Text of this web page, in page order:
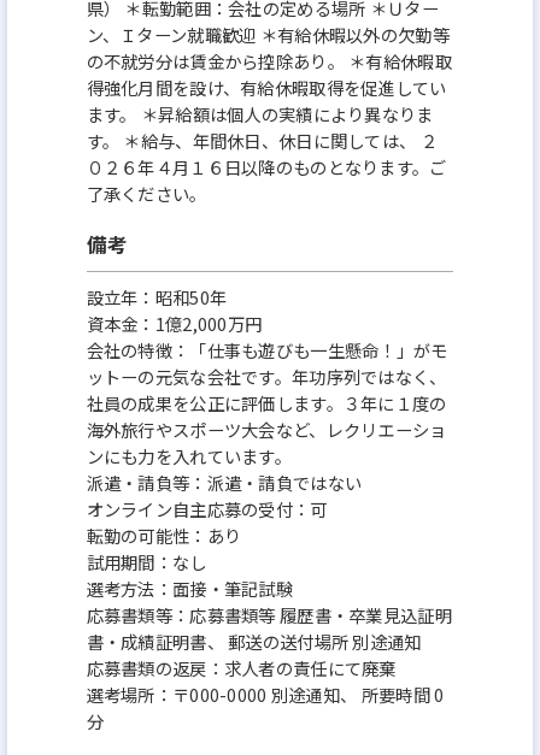
県） ＊転勤範囲：会社の定める場所 ＊Ｕター
ン、Ｉターン就職歓迎 ＊有給休暇以外の欠勤等
の不就労分は賃金から控除あり。 ＊有給休暇取
得強化月間を設け、有給休暇取得を促進してい
ます。 ＊昇給額は個人の実績により異なりま
す。 ＊給与、年間休日、休日に関しては、 ２
０２６年４月１６日以降のものとなります。ご
了承ください。
備考
設立年：昭和50年
資本金：1億2,000万円
会社の特徴：「仕事も遊びも一生懸命！」がモ
ットーの元気な会社です。年功序列ではなく、
社員の成果を公正に評価します。３年に１度の
海外旅行やスポーツ大会など、レクリエーショ
ンにも力を入れています。
派遣・請負等：派遣・請負ではない
オンライン自主応募の受付：可
転勤の可能性：あり
試用期間：なし
選考方法：面接・筆記試験
応募書類等：応募書類等 履歴書・卒業見込証明
書・成績証明書、 郵送の送付場所 別途通知
応募書類の返戻：求人者の責任にて廃棄
選考場所：〒000-0000 別途通知、 所要時間 0
分